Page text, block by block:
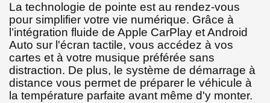
La technologie de pointe est au rendez-vous
pour simplifier votre vie numérique. Grâce à
l’intégration fluide de Apple CarPlay et Android
Auto sur l'écran tactile, vous accédez à vos
cartes et à votre musique préférée sans
distraction. De plus, le système de démarrage à
distance vous permet de préparer le véhicule à
la température parfaite avant même d'y monter.